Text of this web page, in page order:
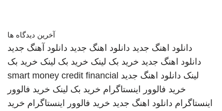
آخرین دیدگاه ها
دانلود اهنگ جدید دانلود اهنگ جدید دانلود آهنگ جدید
دانلود اهنگ جدید خرید بک لینک خرید بک لینک خرید بک
لینک دانلود اهنگ جدید smart money credit financial
خرید فالوور اینستاگرام خرید بک لینک خرید فالوور
اینستاگرام دانلود اهنگ جدید خرید فالوور اینستاگرام خرید